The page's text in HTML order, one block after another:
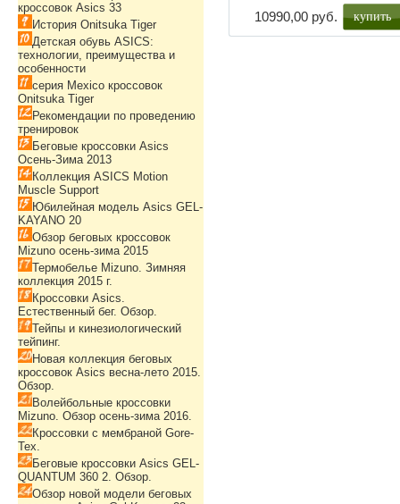
10990,00 руб. купить
кроссовок Asics 33
История Onitsuka Tiger
Детская обувь ASICS:
технологии, преимущества и
особенности
серия Mexico кроссовок
Onitsuka Tiger
Рекомендации по проведению
тренировок
Беговые кроссовки Asics
Осень-Зима 2013
Коллекция ASICS Motion
Muscle Support
Юбилейная модель Asics GEL-
KAYANO 20
Обзор беговых кроссовок
Mizuno осень-зима 2015
Термобелье Mizuno. Зимняя
коллекция 2015 г.
Кроссовки Asics.
Естественный бег. Обзор.
Тейпы и кинезиологический
тейпинг.
Новая коллекция беговых
кроссовок Asics весна-лето 2015.
Обзор.
Волейбольные кроссовки
Mizuno. Обзор осень-зима 2016.
Кроссовки с мембраной Gore-
Tex.
Беговые кроссовки Asics GEL-
QUANTUM 360 2. Обзор.
Обзор новой модели беговых